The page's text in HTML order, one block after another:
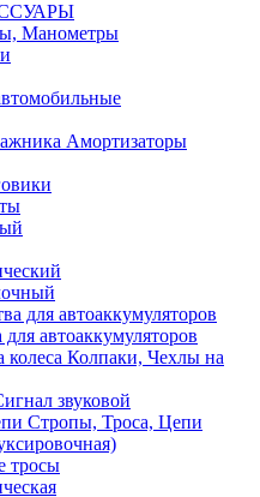
Манометры
Амортизаторы
автоаккумуляторов
Колпаки, Чехлы на
звуковой
Стропы, Троса, Цепи
тросы